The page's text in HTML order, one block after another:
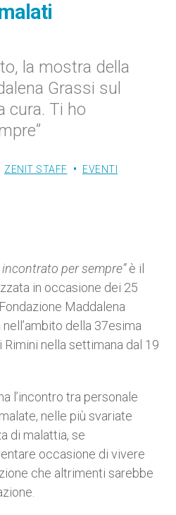
la mostra della
Grassi sul
cura. Ti ho
ZENIT STAFF
EVENTI
incontrato per sempre”è il
in occasione dei 25
Maddalena
della 37esima
nella settimana dal 19
l’incontro tra personale
nelle più svariate
di malattia, se
occasione di vivere
che altrimenti sarebbe